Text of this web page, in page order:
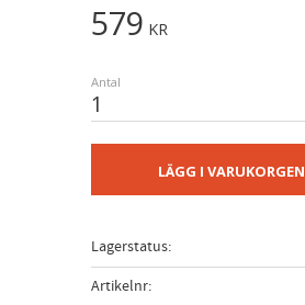
579 KR
Antal
LÄGG I VARUKORGEN
Lagerstatus
Artikelnr